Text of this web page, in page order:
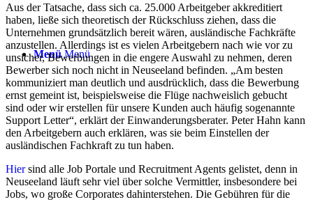
Menü Menü
Aus der Tatsache, dass sich ca. 25.000 Arbeitgeber akkreditiert
haben, ließe sich theoretisch der Rückschluss ziehen, dass die
Unternehmen grundsätzlich bereit wären, ausländische Fachkräfte
anzustellen. Allerdings ist es vielen Arbeitgebern nach wie vor zu
unsicher, Bewerbungen in die engere Auswahl zu nehmen, deren
Bewerber sich noch nicht in Neuseeland befinden. „Am besten
kommuniziert man deutlich und ausdrücklich, dass die Bewerbung
ernst gemeint ist, beispielsweise die Flüge nachweislich gebucht
sind oder wir erstellen für unsere Kunden auch häufig sogenannte
Support Letter“, erklärt der Einwanderungsberater. Peter Hahn kann
den Arbeitgebern auch erklären, was sie beim Einstellen der
ausländischen Fachkraft zu tun haben.
Hiersind alle Job Portale und Recruitment Agents gelistet, denn in
Neuseeland läuft sehr viel über solche Vermittler, insbesondere bei
Jobs, wo große Corporates dahinterstehen. Die Gebühren für die